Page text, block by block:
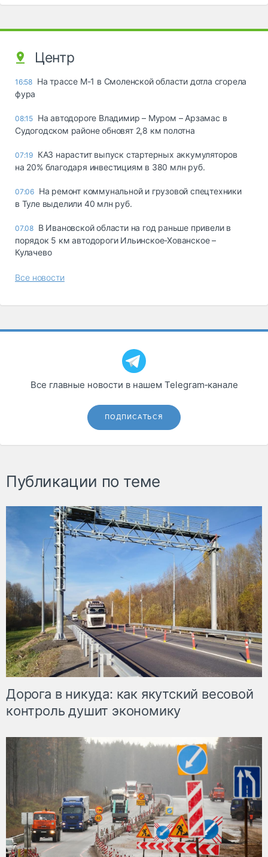
Центр
16:58 На трассе М-1 в Смоленской области дотла сгорела
фура
08:15 На автодороге Владимир – Муром – Арзамас в
Судогодском районе обновят 2,8 км полотна
07:19 КАЗ нарастит выпуск стартерных аккумуляторов
на 20% благодаря инвестициям в 380 млн руб.
07:06 На ремонт коммунальной и грузовой спецтехники
в Туле выделили 40 млн руб.
07.08 В Ивановской области на год раньше привели в
порядок 5 км автодороги Ильинское-Хованское –
Кулачево
Все новости
Все главные новости в нашем Telegram‑канале
ПОДПИСАТЬСЯ
Публикации по теме
Дорога в никуда: как якутский весовой
контроль душит экономику